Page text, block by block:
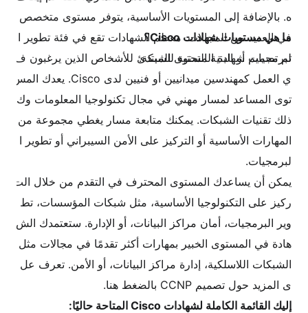
ه. بالإضافة إلى المستويات الأساسية، يتوفر مستوى متخصص
في العديد من المجالات. معظم الشهادات تقع في فئة تطوير ا
لبرمجيات أو البنية التحتية للشبكة.
ما هي مستويات شهادات Cisco؟
تم تصميم شهادة المستوى المبتدئ للأشخاص الذين يرغبون ف
ي العمل كمهندسين ميدانيين أو فنيين لدى Cisco. يعدك المس
توى المساعد لمسار مهني في مجال تكنولوجيا المعلومات وك
ذلك تقنيات الشبكات. يمكنك متابعة مسار يغطي مجموعة من
المهارات الأساسية أو التركيز على الأمن السيبراني أو تطوير ا
لبرمجيات.
يمكن أن يساعدك المستوى المحترف في التقدم من خلال الت
ركيز على التكنولوجيا الأساسية، مثل شبكات المؤسسات، تط
وير البرمجيات، أمان مراكز البيانات، أو الإدارة. ستعتمدك الش
هادة في المستوى الخبير بمهارات أكثر تقدمًا في مجالات مثل
الشبكات اللاسلكية، إدارة مراكز البيانات، أو الأمن. تعرف عل
ى المزيد حول تصميم CCNP بالضغط هنا.
إليك القائمة الكاملة لشهادات Cisco المتاحة حاليًا: